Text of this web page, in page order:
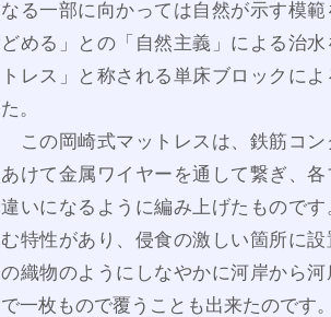
なる一部に向かっては自然が示す模
どめる」との「自然主義」による治
トレス」と称される単床ブロックに
た。
この岡崎式マットレスは、鉄筋コン
あけて金属ワイヤーを通して繋ぎ、
違いになるように編み上げたもので
む特性があり、侵食の激しい箇所に
の織物のようにしなやかに河岸から
で一枚もので覆うことも出来たのです